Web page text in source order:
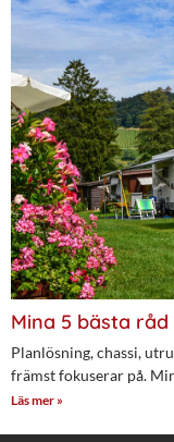
Mina 5 bästa
Planlösning, chassi,
främst fokuserar på.
Läs mer »